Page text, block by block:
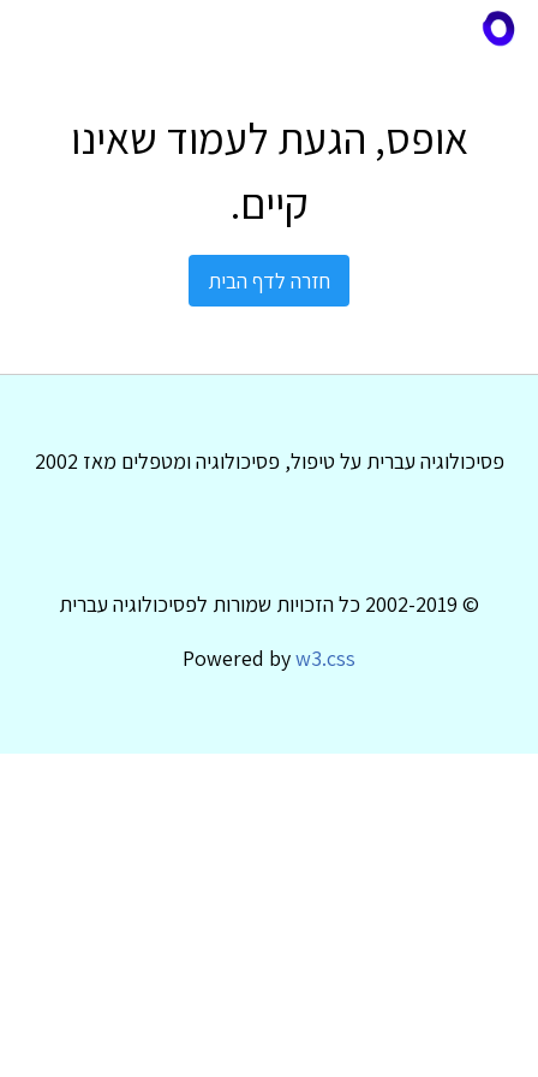
אופס, הגעת לעמוד שאינו
קיים.
חזרה לדף הבית
פסיכולוגיה עברית על טיפול, פסיכולוגיה ומטפלים מאז 2002
© 2002-2019 כל הזכויות שמורות לפסיכולוגיה עברית
Powered byw3.css